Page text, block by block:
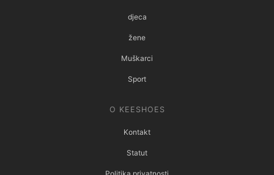
djeca
žene
Muškarci
Sport
O KEESHOES
Kontakt
Statut